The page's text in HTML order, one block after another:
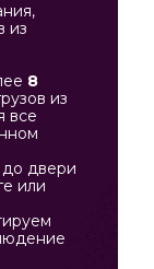
из
8
из
все
двери
или